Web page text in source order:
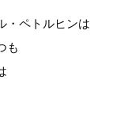
・ペトルヒンは
も